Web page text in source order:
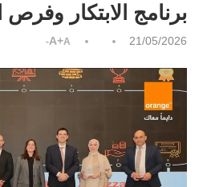
برنامج الابتكار وفرص
21/05/2026
A+A-